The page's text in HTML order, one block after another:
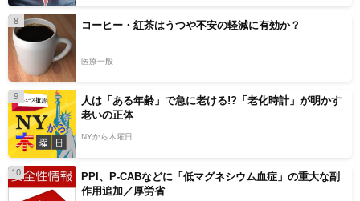
8 コーヒー・紅茶はうつや不安の軽減に有効か？
医療一般
9
人は「ある年齢」で急に老ける!?「老化時計」が明かす
老いの正体
NYから木曜日
10
PPI、P-CABなどに「低マグネシウム血症」の重大な副
作用追加／厚労省